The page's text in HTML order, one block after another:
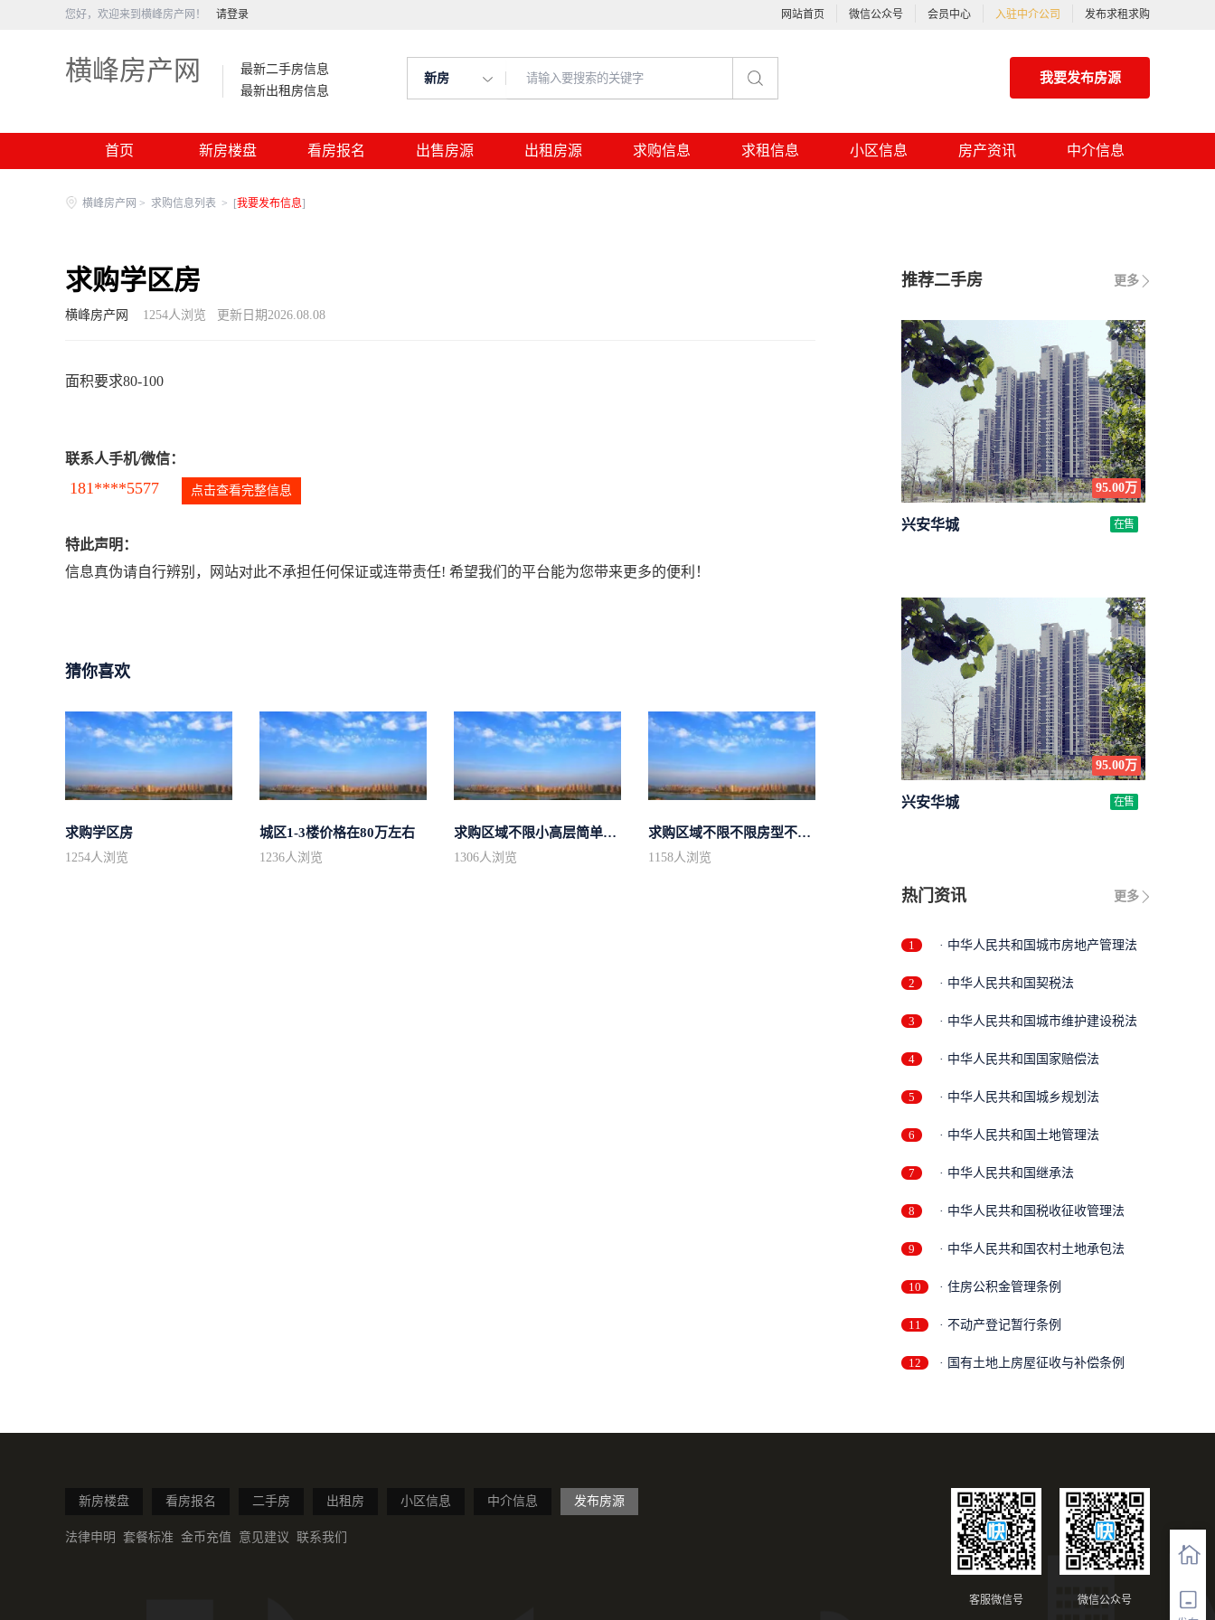
您好，欢迎来到横峰房产网！ 请登录 网站首页 微信公众号 会员中心 入驻中介公司 发布求租求购
横峰房产网
最新二手房信息
最新出租房信息
新房 我要发布房源
首页 新房楼盘 看房报名 出售房源 出租房源 求购信息 求租信息 小区信息 房产资讯 中介信息
横峰房产网 > 求购信息列表 > [我要发布信息]
求购学区房
横峰房产网 1254人浏览 更新日期2026.08.08
面积要求80-100
联系人手机/微信：
181****5577 点击查看完整信息
特此声明：
信息真伪请自行辨别，网站对此不承担任何保证或连带责任! 希望我们的平台能为您带来更多的便利！
猜你喜欢
求购学区房
1254人浏览
城区1-3楼价格在80万左右
1236人浏览
求购区域不限小高层简单装修
1306人浏览
求购区域不限不限房型不限两室一厅简...
1158人浏览
更多
推荐二手房
95.00万
兴安华城 在售
95.00万
兴安华城 在售
更多
热门资讯
1 · 中华人民共和国城市房地产管理法
2 · 中华人民共和国契税法
3 · 中华人民共和国城市维护建设税法
4 · 中华人民共和国国家赔偿法
5 · 中华人民共和国城乡规划法
6 · 中华人民共和国土地管理法
7 · 中华人民共和国继承法
8 · 中华人民共和国税收征收管理法
9 · 中华人民共和国农村土地承包法
10 · 住房公积金管理条例
11 · 不动产登记暂行条例
12 · 国有土地上房屋征收与补偿条例
新房楼盘 看房报名 二手房 出租房 小区信息 中介信息 发布房源
法律申明 套餐标准 金币充值 意见建议 联系我们
微信公众号
客服微信号